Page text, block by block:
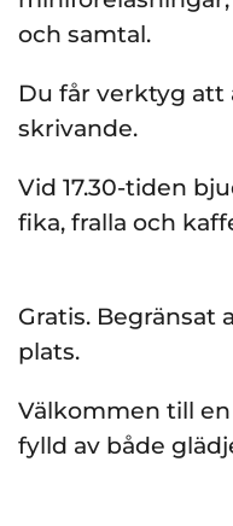
och samtal.
Du får verktyg
skrivande.
Vid 17.30-tiden
fika, fralla och
Gratis. Begränsat
plats.
Välkommen till
fylld av både